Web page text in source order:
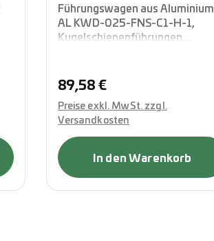
Führungswagen aus Aluminium
AL KWD-025-FNS-C1-H-1,
Kugelschienenführungen,
Anordnung, mit integrierten
Komplettabdichtung, Rexroth
Regulärer Preis:
89,58 €
Preise exkl. MwSt. zzgl.
Versandkosten
In den Warenkorb